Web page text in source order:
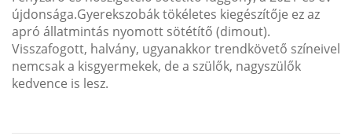
újdonsága.Gyerekszobák tökéletes kiegészítője ez az
apró állatmintás nyomott sötétítő (dimout).
Visszafogott, halvány, ugyanakkor trendkövető színeivel
nemcsak a kisgyermekek, de a szülők, nagyszülők
kedvence is lesz.